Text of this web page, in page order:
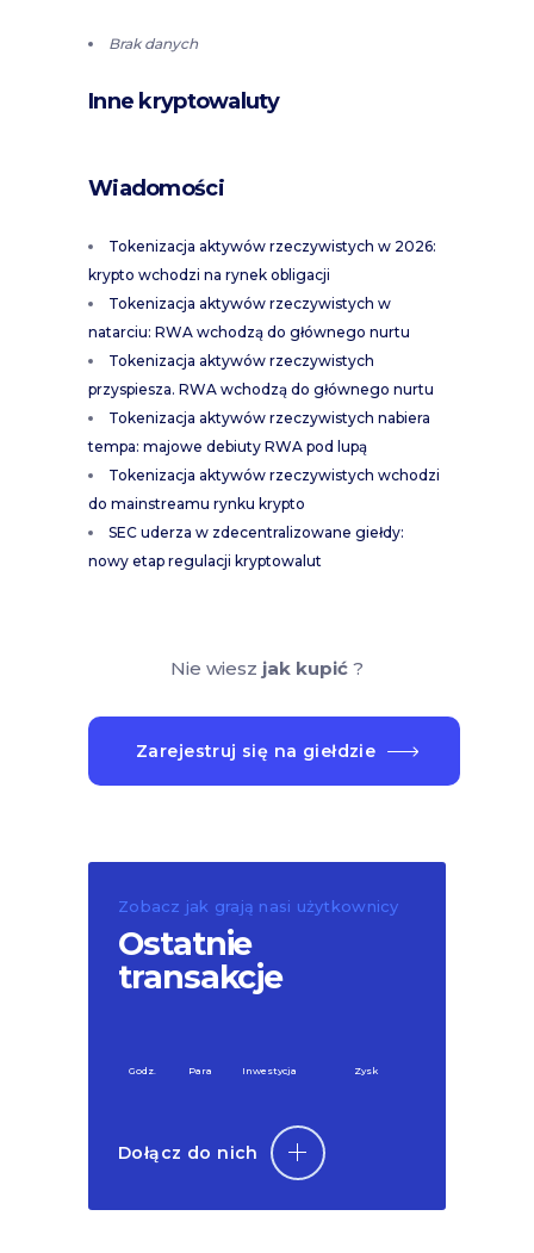
Brak danych
Inne kryptowaluty
Wiadomości
Tokenizacja aktywów rzeczywistych w 2026:
krypto wchodzi na rynek obligacji
Tokenizacja aktywów rzeczywistych w
natarciu: RWA wchodzą do głównego nurtu
Tokenizacja aktywów rzeczywistych
przyspiesza. RWA wchodzą do głównego nurtu
Tokenizacja aktywów rzeczywistych nabiera
tempa: majowe debiuty RWA pod lupą
Tokenizacja aktywów rzeczywistych wchodzi
do mainstreamu rynku krypto
SEC uderza w zdecentralizowane giełdy:
nowy etap regulacji kryptowalut
Nie wiesz jak kupić?
Zarejestruj się na giełdzie
Zobacz jak grają nasi użytkownicy
Ostatnie
transakcje
Godz. Para Inwestycja Zysk
Dołącz do nich